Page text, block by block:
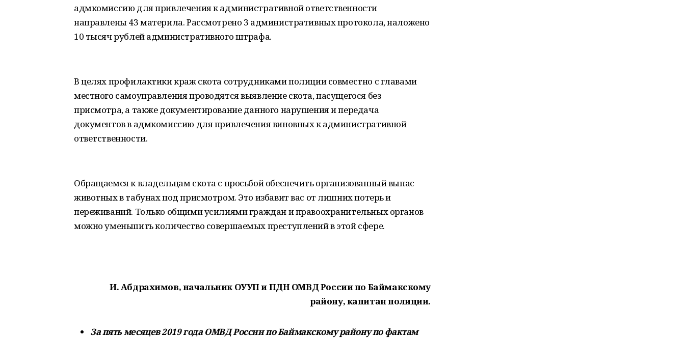
адмкомиссию для привлечения к административной ответственности
направлены 43 материла. Рассмотрено 3 административных протокола, наложено
10 тысяч рублей административного штрафа.
В целях профилактики краж скота сотрудниками полиции совместно с главами
местного самоуправления проводятся выявление скота, пасущегося без
присмотра, а также документирование данного нарушения и передача
документов в адмкомиссию для привлечения виновных к административной
ответственности.
Обращаемся к владельцам скота с просьбой обеспечить организованный выпас
животных в табунах под присмотром. Это избавит вас от лишних потерь и
переживаний. Только общими усилиями граждан и правоохранительных органов
можно уменьшить количество совершаемых преступлений в этой сфере.
И. Абдрахимов, начальник ОУУП и ПДН ОМВД России по Баймакскому
району, капитан полиции.
За пять месяцев 2019 года ОМВД России по Баймакскому району по фактам